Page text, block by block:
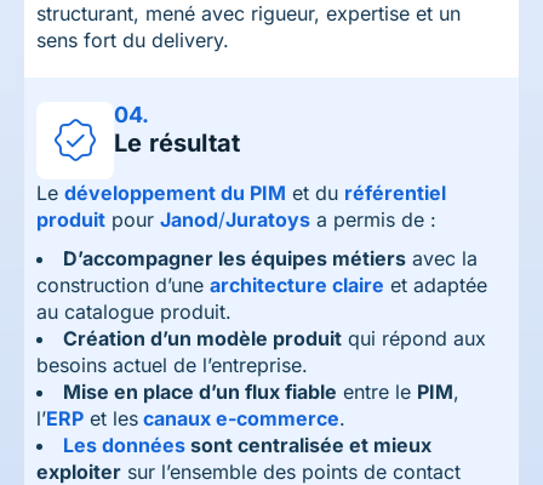
structurant, mené avec rigueur, expertise et un
sens fort du delivery.
04.
Le résultat
Le développement du PIM et du référentiel
produit pour Janod/Juratoys a permis de :
D’accompagner les équipes métiers avec la
construction d’une architecture claire et adaptée
au catalogue produit.
Création d’un modèle produit qui répond aux
besoins actuel de l’entreprise.
Mise en place d’un flux fiable entre le PIM,
l’ERP et les canaux e-commerce.
Les données sont centralisée et mieux
exploiter sur l’ensemble des points de contact